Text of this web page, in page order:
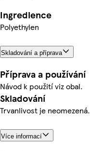
Ingredience
Polyethylen
Skladování a příprava
Příprava a používání
Návod k použití viz obal.
Skladování
Trvanlivost je neomezená.
Více informací